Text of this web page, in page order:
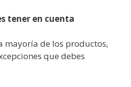
tener en cuenta
mayoría de los productos,
que debes